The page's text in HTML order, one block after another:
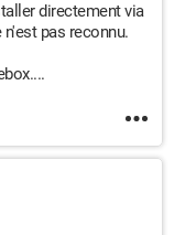
directement via
pas reconnu.